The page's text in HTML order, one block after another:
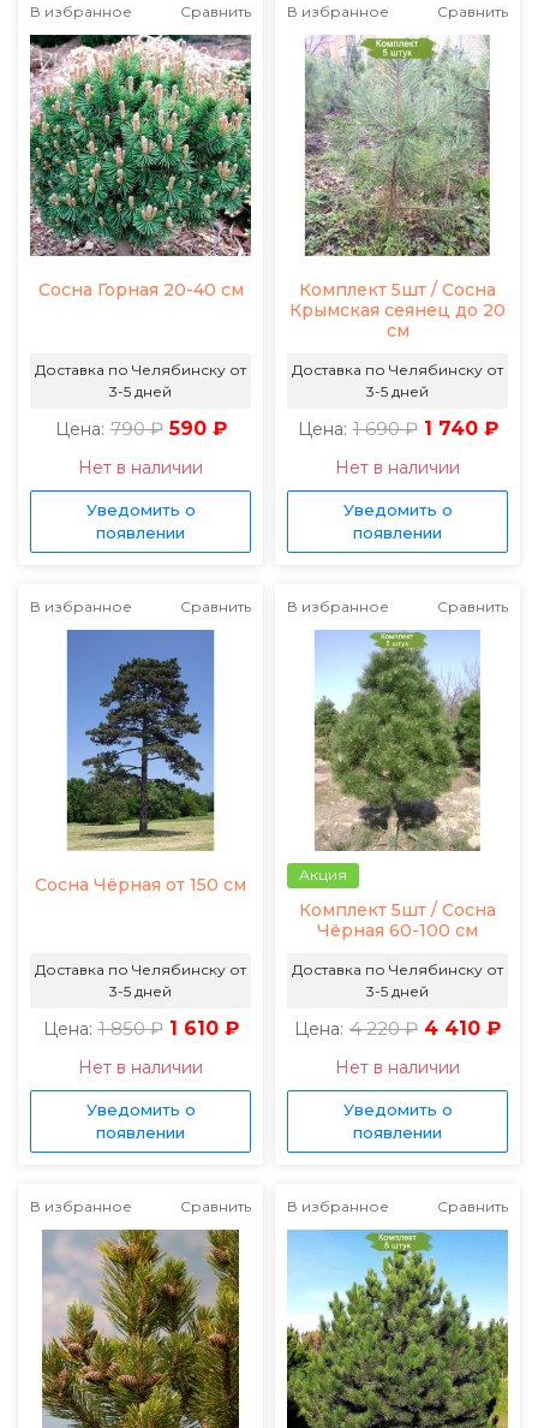
В избранное Сравнить
Сосна Горная 20-40 см
Доставка по Челябинску от
3-5 дней
Цена: 790 ₽ 590 ₽
Нет в наличии
Уведомить о
появлении
В избранное Сравнить
Комплект 5шт / Сосна
Крымская сеянец до 20
см
Доставка по Челябинску от
3-5 дней
Цена: 1 690 ₽ 1 740 ₽
Нет в наличии
Уведомить о
появлении
В избранное Сравнить
Сосна Чёрная от 150 см
Доставка по Челябинску от
3-5 дней
Цена: 1 850 ₽ 1 610 ₽
Нет в наличии
Уведомить о
появлении
В избранное Сравнить
Акция
Комплект 5шт / Сосна
Чёрная 60-100 см
Доставка по Челябинску от
3-5 дней
Цена: 4 220 ₽ 4 410 ₽
Нет в наличии
Уведомить о
появлении
В избранное Сравнить В избранное Сравнить